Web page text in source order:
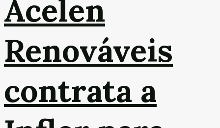
Acelen
Renováveis
contrata a